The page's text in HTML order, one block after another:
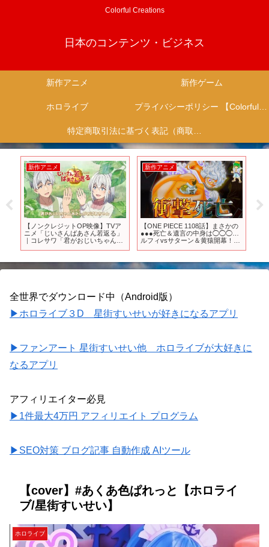
Colorful Creations
日本のコンテンツ・ビジネス
新作アニメ 新作ゲーム
ホロライブ プライバシーポリシー 【Colorful Creation】
特定商取引法に基づく表記（商取引に関する開示）
新作アニメ
【ノンクレジットOP映像】TVア
ニメ「じいさんばあさん若返る」
｜コレサワ「君がおじいちゃんあ
新作アニメ
【ONE PIECE 1108話】まさかの
●●●死亡＆遺言の中身は◯◯◯…
ルフィvsサターン＆黄猿開幕！！
意【やまちゃん。】
全世界でダウンロード中（Android版）
▶ホロライブ３D 星街すいせいが好きになるアプリ
▶ファンアート 星街すいせい他 ホロライブが大好きに
なるアプリ
アフィリエイター必見
▶1件最大4万円 アフィリエイト プログラム
▶SEO対策 ブログ記事 自動作成 AIツール
【cover】#あくあ色ぱれっと【ホロライ
ブ/星街すいせい】
ホロライブ